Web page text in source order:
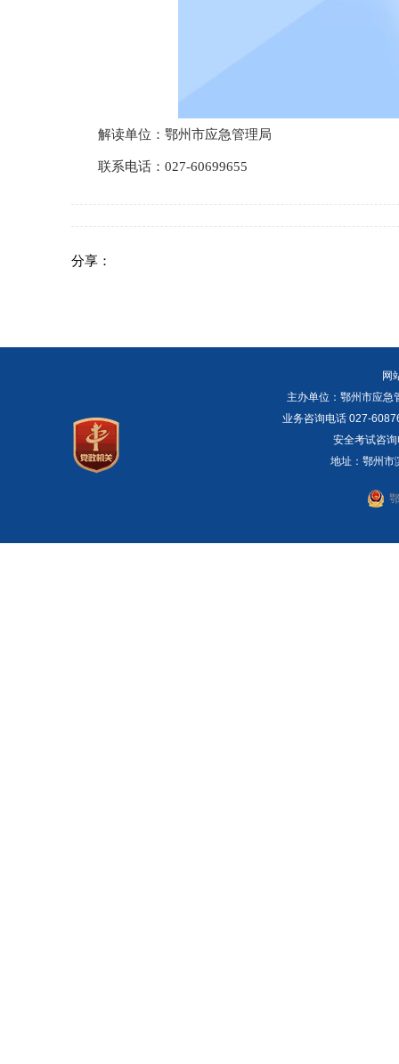
解读单位：鄂州市应急管理局
联系电话：027-60699655
分享：
网
主办单位：鄂州市应
业务咨询电话 027-
安全考试咨
地址：鄂州市